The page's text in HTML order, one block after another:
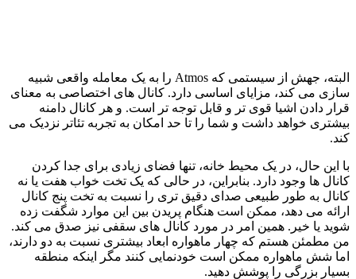
البته، جهش از سیستمی که Atmos را به یک معامله واقعی شبیه
سازی می کند، مزایای اساسی دارد. کانال های اختصاصی به معنای
قرار دادن اشیا قوی تر و قابل توجه تر است. و هر کانال دامنه
بیشتری خواهد داشت و شما را تا حد امکان به تجربه تئاتر نزدیک می
کند.
با این حال، در یک محیط خانه، تنها فضای زیادی برای جدا کردن
کانال ها وجود دارد. بنابراین، در حالی که یک تخت خواب هفت یا نه
کانال به طور طبیعی صدای دقیق تری را نسبت به تخت پنج کانال
ارائه می دهد، ممکن است هنگام پریدن بین این موارد شگفت زده
شوید یا خیر. همین امر در مورد کانال های سقفی نیز صدق می کند.
من مطمئن هستم که چهار ماهواره ابعاد بیشتری نسبت به دو دارند،
اما شش ماهواره ممکن است خودنمایی کنند مگر اینکه منطقه
بسیار بزرگی را پوشش دهید.